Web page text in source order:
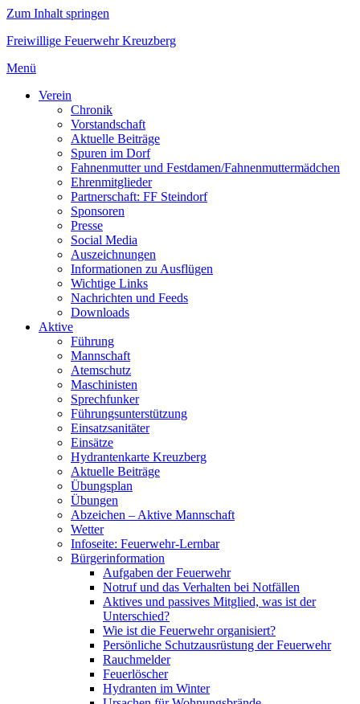
Zum Inhalt springen
Freiwillige Feuerwehr Kreuzberg
Menü
Verein
Chronik
Vorstandschaft
Aktuelle Beiträge
Spuren im Dorf
Fahnenmutter und Festdamen/Fahnenmuttermädchen
Ehrenmitglieder
Partnerschaft: FF Steindorf
Sponsoren
Presse
Social Media
Auszeichnungen
Informationen zu Ausflügen
Wichtige Links
Nachrichten und Feeds
Downloads
Aktive
Führung
Mannschaft
Atemschutz
Maschinisten
Sprechfunker
Führungsunterstützung
Einsatzsanitäter
Einsätze
Hydrantenkarte Kreuzberg
Aktuelle Beiträge
Übungsplan
Übungen
Abzeichen – Aktive Mannschaft
Wetter
Infoseite: Feuerwehr-Lernbar
Bürgerinformation
Aufgaben der Feuerwehr
Notruf und das Verhalten bei Notfällen
Aktives und passives Mitglied, was ist der
Unterschied?
Wie ist die Feuerwehr organisiert?
Persönliche Schutzausrüstung der Feuerwehr
Rauchmelder
Feuerlöscher
Hydranten im Winter